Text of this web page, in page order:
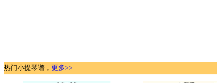
热门小提琴谱， 更多>>